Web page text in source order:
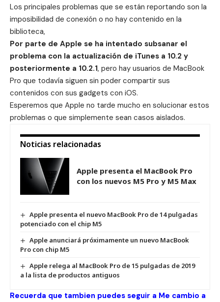
Los principales problemas que se están reportando son la
imposibilidad de conexión o no hay contenido en la
biblioteca,
Por parte de Apple se ha intentado subsanar el
problema con la actualización de iTunes a 10.2 y
posteriormente a 10.2.1, pero hay usuarios de MacBook
Pro que todavía siguen sin poder compartir sus
contenidos con sus gadgets con iOS.
Esperemos que Apple no tarde mucho en solucionar estos
problemas o que simplemente sean casos aislados.
Noticias relacionadas
Apple presenta el MacBook Pro
con los nuevos M5 Pro y M5 Max
Apple presenta el nuevo MacBook Pro de 14 pulgadas
potenciado con el chip M5
Apple anunciará próximamente un nuevo MacBook
Pro con chip M5
Apple relega al MacBook Pro de 15 pulgadas de 2019
a la lista de productos antiguos
Recuerda que tambien puedes seguir a Me cambio a